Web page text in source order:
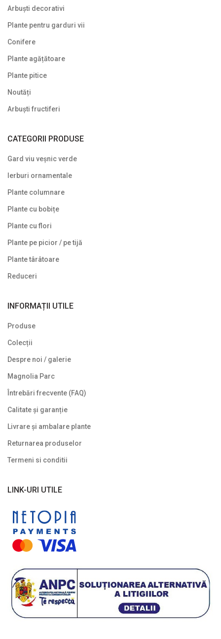
Plante pentru stâncării
Plante pitice
Plante pletoase, pendulare
Plante târâtoare
Uncategorized
Arbuști decorativi
Plante pentru garduri vii
Conifere
Plante agățătoare
Plante pitice
Noutăți
Arbuști fructiferi
CATEGORII PRODUSE
Gard viu veșnic verde
Ierburi ornamentale
Plante columnare
Plante cu bobițe
Plante cu flori
Plante pe picior / pe tijă
Plante târâtoare
Reduceri
INFORMAȚII UTILE
Produse
Colecții
Despre noi / galerie
Magnolia Parc
Întrebări frecvente (FAQ)
Calitate și garanție
Livrare și ambalare plante
Returnarea produselor
Termeni si conditii
LINK-URI UTILE